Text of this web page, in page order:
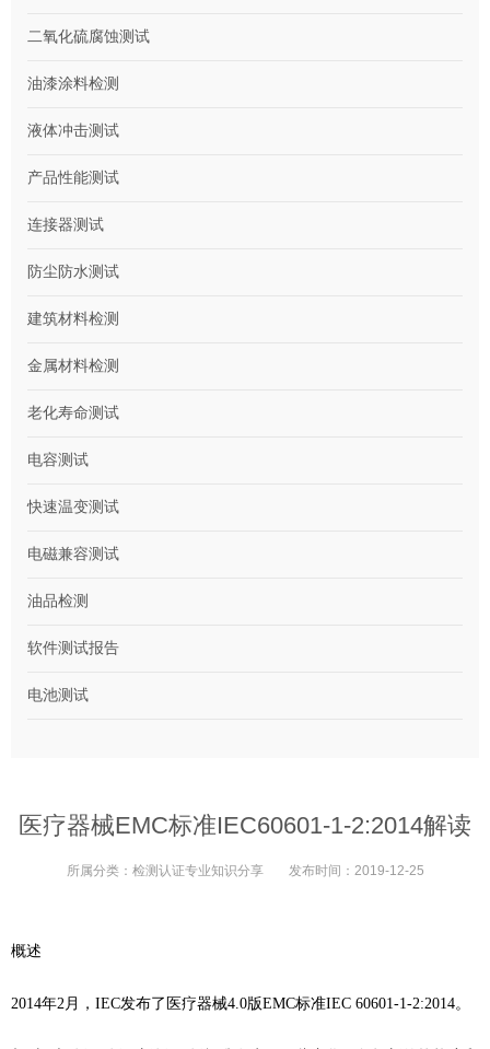
二氧化硫腐蚀测试
油漆涂料检测
液体冲击测试
产品性能测试
连接器测试
防尘防水测试
建筑材料检测
金属材料检测
老化寿命测试
电容测试
快速温变测试
电磁兼容测试
油品检测
软件测试报告
电池测试
医疗器械EMC标准IEC60601-1-2:2014解读
所属分类： 检测认证专业知识分享 发布时间： 2019-12-25
概述
2014年2月，IEC发布了医疗器械4.0版EMC标准IEC 60601-1-2:2014。